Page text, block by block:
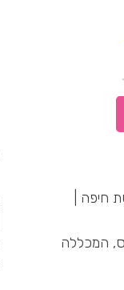
חיפה |
המכללה